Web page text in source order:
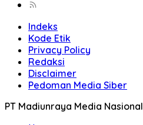
Indeks
Kode Etik
Privacy Policy
Redaksi
Disclaimer
Pedoman Media Siber
PT Madiunraya Media Nasional